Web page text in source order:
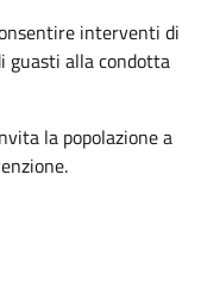
interventi di
guasti alla condotta
la popolazione a